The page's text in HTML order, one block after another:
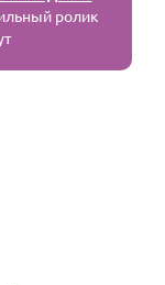
ролик